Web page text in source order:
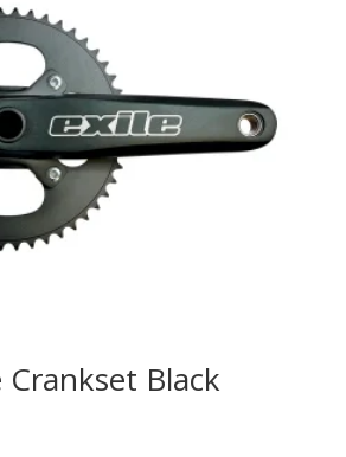
Crankset Black